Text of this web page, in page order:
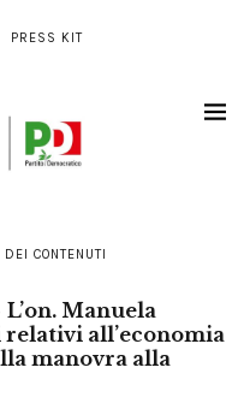
PRESS KIT
CONTENUTI
L’on. Manuela
all’economia
manovra alla